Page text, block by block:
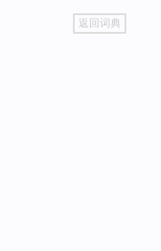
go
top
返回词典